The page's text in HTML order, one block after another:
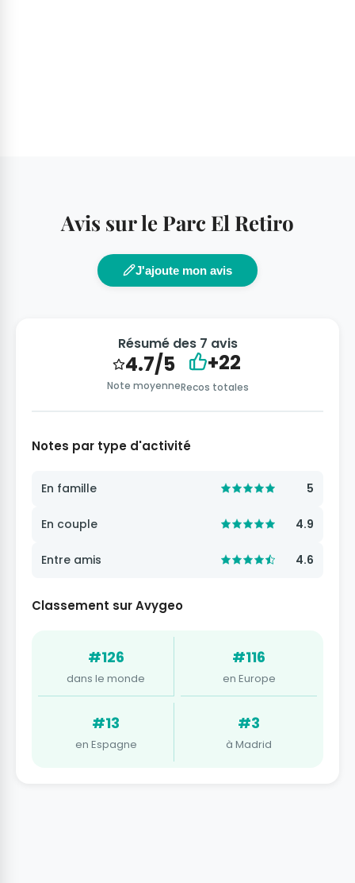
Avis sur le Parc El Retiro
J'ajoute mon avis
Résumé des 7 avis
4.7/5
Note moyenne
+22
Recos totales
Notes par type d'activité
En famille 5
En couple 4.9
Entre amis 4.6
Classement sur Avygeo
#126
dans le monde
#116
en Europe
#13
en Espagne
#3
à Madrid